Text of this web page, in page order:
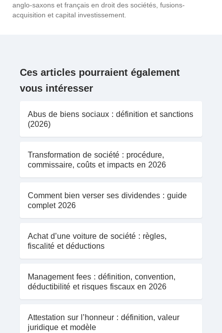
anglo-saxons et français en droit des sociétés, fusions-
acquisition et capital investissement.
Ces articles pourraient également
vous intéresser
Abus de biens sociaux : définition et sanctions
(2026)
Transformation de société : procédure,
commissaire, coûts et impacts en 2026
Comment bien verser ses dividendes : guide
complet 2026
Achat d’une voiture de société : règles,
fiscalité et déductions
Management fees : définition, convention,
déductibilité et risques fiscaux en 2026
Attestation sur l’honneur : définition, valeur
juridique et modèle